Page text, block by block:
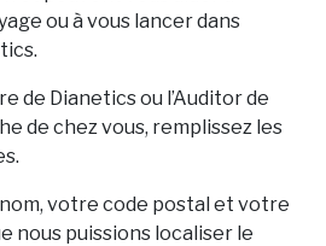
ou à vous lancer dans
de Dianetics ou l’Auditor de
de chez vous, remplissez les
votre code postal et votre
nous puissions localiser le